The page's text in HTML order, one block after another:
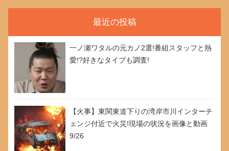
最近の投稿
一ノ瀬ワタルの元カノ2選!番組スタッフと熱
愛!?好きなタイプも調査!
【火事】東関東道下りの湾岸市川インターチ
ェンジ付近で火災!現場の状況を画像と動画
9/26